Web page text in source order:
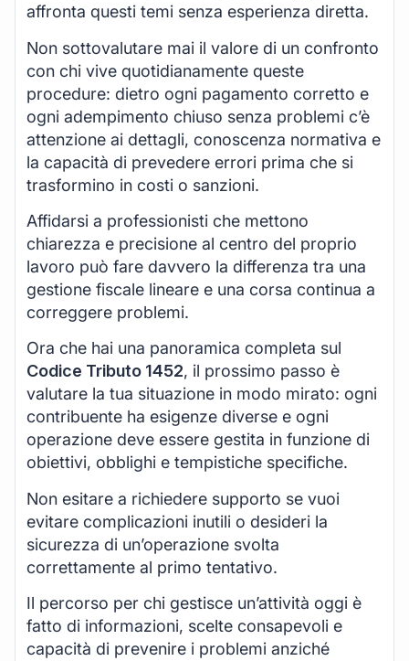
affronta questi temi senza esperienza diretta.
Non sottovalutare mai il valore di un confronto
con chi vive quotidianamente queste
procedure: dietro ogni pagamento corretto e
ogni adempimento chiuso senza problemi c’è
attenzione ai dettagli, conoscenza normativa e
la capacità di prevedere errori prima che si
trasformino in costi o sanzioni.
Affidarsi a professionisti che mettono
chiarezza e precisione al centro del proprio
lavoro può fare davvero la differenza tra una
gestione fiscale lineare e una corsa continua a
correggere problemi.
Ora che hai una panoramica completa sul
Codice Tributo 1452, il prossimo passo è
valutare la tua situazione in modo mirato: ogni
contribuente ha esigenze diverse e ogni
operazione deve essere gestita in funzione di
obiettivi, obblighi e tempistiche specifiche.
Non esitare a richiedere supporto se vuoi
evitare complicazioni inutili o desideri la
sicurezza di un’operazione svolta
correttamente al primo tentativo.
Il percorso per chi gestisce un’attività oggi è
fatto di informazioni, scelte consapevoli e
capacità di prevenire i problemi anziché